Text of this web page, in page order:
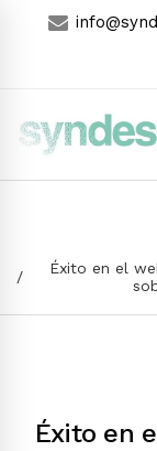
Éxito en el
Éxito en